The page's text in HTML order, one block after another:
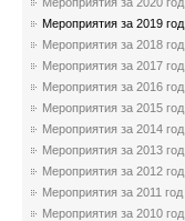
Мероприятия за 2019 год
Мероприятия за 2018 год
Мероприятия за 2017 год
Мероприятия за 2016 год
Мероприятия за 2015 год
Мероприятия за 2014 год
Мероприятия за 2013 год
Мероприятия за 2012 год
Мероприятия за 2011 год
Мероприятия за 2010 год